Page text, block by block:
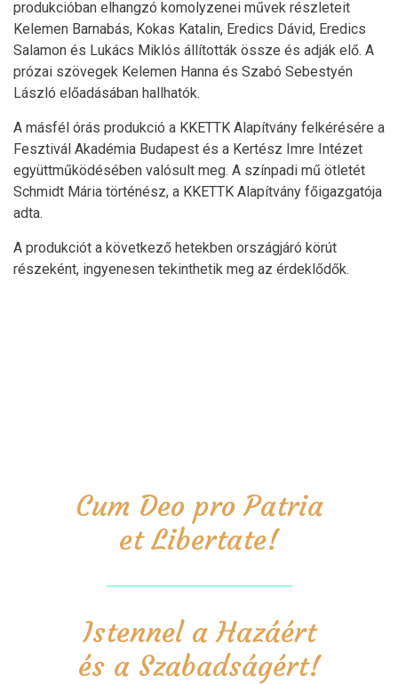
produkcióban elhangzó komolyzenei művek részleteit
Kelemen Barnabás, Kokas Katalin, Eredics Dávid, Eredics
Salamon és Lukács Miklós állították össze és adják elő. A
prózai szövegek Kelemen Hanna és Szabó Sebestyén
László előadásában hallhatók.
A másfél órás produkció a KKETTK Alapítvány felkérésére a
Fesztivál Akadémia Budapest és a Kertész Imre Intézet
együttműködésében valósult meg. A színpadi mű ötletét
Schmidt Mária történész, a KKETTK Alapítvány főigazgatója
adta.
A produkciót a következő hetekben országjáró körút
részeként, ingyenesen tekinthetik meg az érdeklődők.
Cum Deo pro Patria
et Libertate!
Istennel a Hazáért
és a Szabadságért!